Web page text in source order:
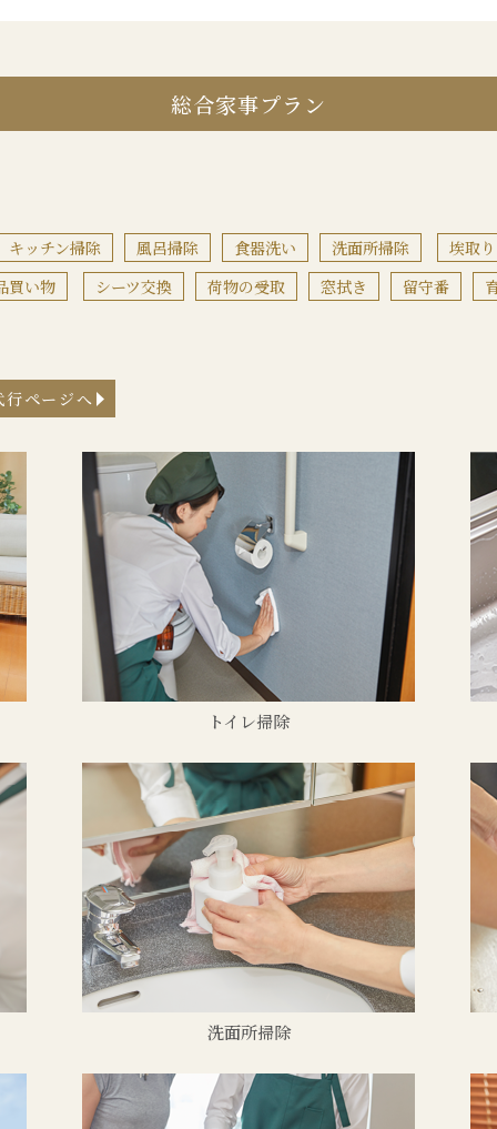
総合家事プラン
キッチン掃除 風呂掃除 食器洗い 洗面所掃除 埃取り
買い物
シーツ交換 荷物の受取 窓拭き 留守番
行ページへ
トイレ掃除
洗面所掃除